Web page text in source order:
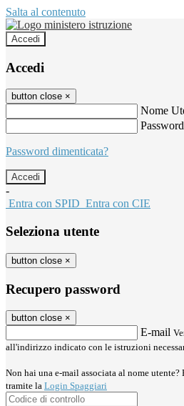
Salta al contenuto
Accedi
Accedi
button close ×
Nome
Password
Password dimenticata?
-
Entra con SPID Entra con CIE
Seleziona utente
button close ×
Recupero password
button close ×
E-mail
all'indirizzo indicato con le istruzioni
Non hai una e-mail associata al nome
tramite la Login Spaggiari